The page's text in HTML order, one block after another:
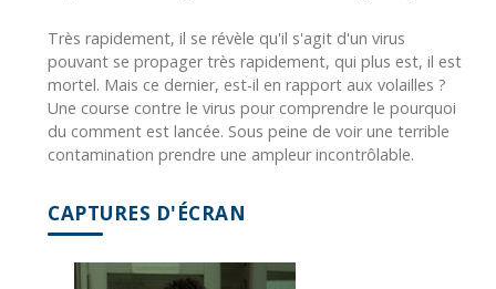
Très rapidement, il se révèle qu'il s'agit d'un virus
pouvant se propager très rapidement, qui plus est, il est
mortel. Mais ce dernier, est-il en rapport aux volailles ?
Une course contre le virus pour comprendre le pourquoi
du comment est lancée. Sous peine de voir une terrible
contamination prendre une ampleur incontrôlable.
CAPTURES D'ÉCRAN